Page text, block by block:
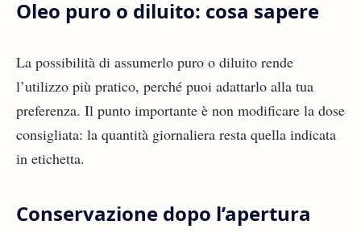
Oleo puro o diluito: cosa sapere
La possibilità di assumerlo puro o diluito rende
l’utilizzo più pratico, perché puoi adattarlo alla tua
preferenza. Il punto importante è non modificare la dose
consigliata: la quantità giornaliera resta quella indicata
in etichetta.
Conservazione dopo l’apertura